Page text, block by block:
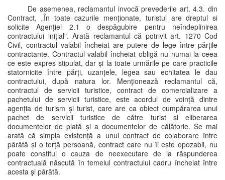
De asemenea, reclamantul invocă prevederile art. 4.3. din
Contract, „În toate cazurile menționate, turistul are dreptul si
solicite Agenției 2.1 o despăgubire pentru neîndeplinirea
contractului inițial". Arată reclamantul că potrivit art. 1270 Cod
Civil, contractul valabil încheiat are putere de lege între părțile
contractante. Contractul valabil încheiat obligă nu numai la ceea
ce este expres stipulat, dar și la toate urmările pe care practicile
statornicite între părți, uzanțele, legea sau echitatea le dau
contractului, după natura lor. Menţionează reclamantul că,
contractul de servicii turistice, contract de comercializare a
pachetului de servicii turistice, este acordul de voință dintre
agenția de turism și turist, care are ca obiect cumpărarea unui
pachet de servicii turistice de către turist și eliberarea
documentelor de plată și a documentelor de călătorie. Se mai
arată că simpla existență a unui contract de colaborare între
pârâtă și o terță persoană, contract care nu îi este opozabil, nu
poate constitui o cauza de neexecutare de la răspunderea
contractuală născută în temeiul contractului cadru încheiat între
acesta şi pârâtă.